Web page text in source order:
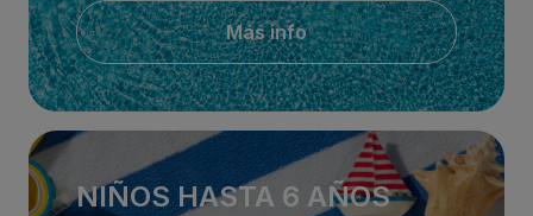
Más info
NIÑOS HASTA 6 AÑOS